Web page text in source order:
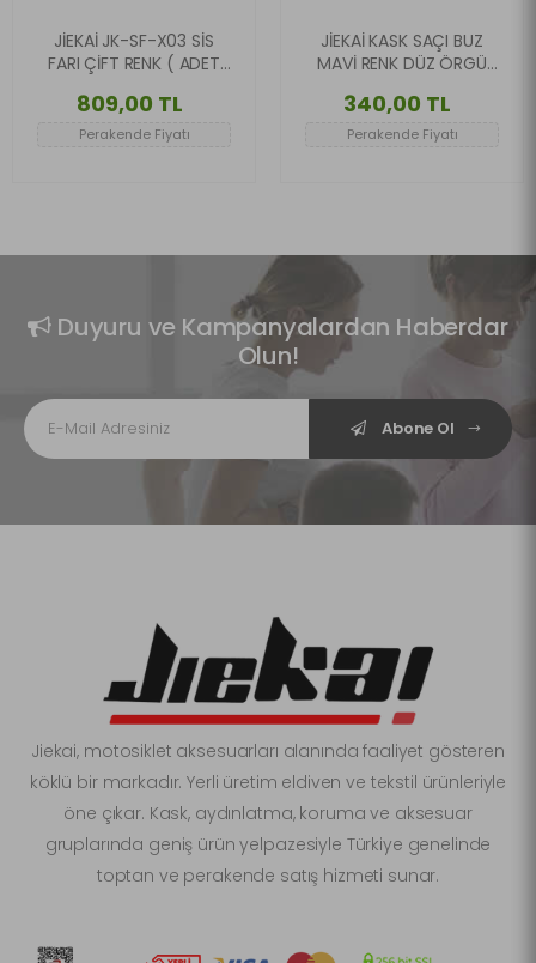
JİEKAİ JK-SF-X03 SİS
FARI ÇİFT RENK ( ADET
809,00 TL
Perakende Fiyatı
JİEKAİ KASK SAÇI BUZ
MAVİ RENK DÜZ ÖRGÜ
340,00 TL
Perakende Fiyatı
Duyuru ve Kampanyalardan Haberdar
Olun!
Abone Ol
Jiekai, motosiklet aksesuarları alanında faaliyet gösteren
köklü bir markadır. Yerli üretim eldiven ve tekstil ürünleriyle
öne çıkar. Kask, aydınlatma, koruma ve aksesuar
gruplarında geniş ürün yelpazesiyle Türkiye genelinde
toptan ve perakende satış hizmeti sunar.